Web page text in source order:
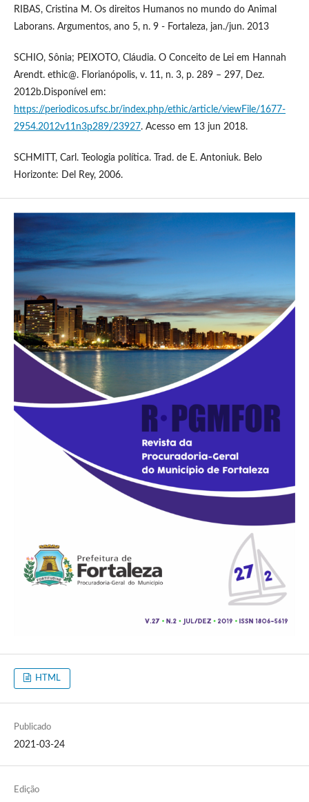
RIBAS, Cristina M. Os direitos Humanos no mundo do Animal
Laborans. Argumentos, ano 5, n. 9 - Fortaleza, jan./jun. 2013
SCHIO, Sônia; PEIXOTO, Cláudia. O Conceito de Lei em Hannah
Arendt. ethic@. Florianópolis, v. 11, n. 3, p. 289 – 297, Dez.
2012b.Disponível em:
https://periodicos.ufsc.br/index.php/ethic/article/viewFile/1677-
2954.2012v11n3p289/23927. Acesso em 13 jun 2018.
SCHMITT, Carl. Teologia política. Trad. de E. Antoniuk. Belo
Horizonte: Del Rey, 2006.
HTML
Publicado
2021-03-24
Edição